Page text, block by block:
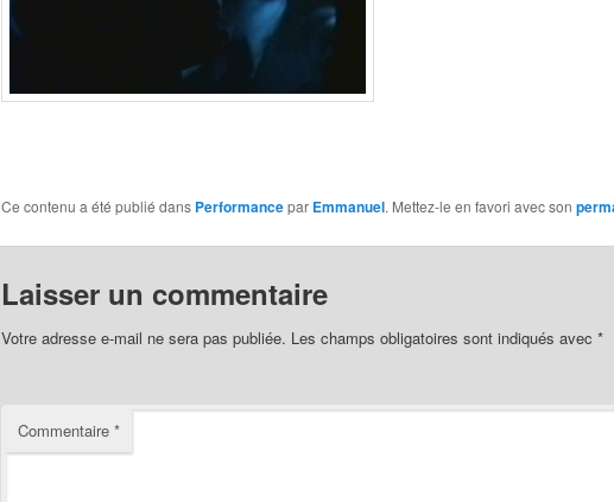
Ce contenu a été publié dans Performancepar Emmanuel. Mettez-le en favori avec son
Laisser un commentaire
Votre adresse e-mail ne sera pas publiée. Les champs obligatoires sont indiqués avec *
Commentaire *